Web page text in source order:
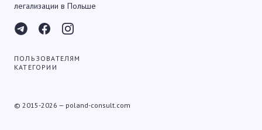
легализации в Польше
ПОЛЬЗОВАТЕЛЯМ
КАТЕГОРИИ
© 2015-2026 — poland-consult.com